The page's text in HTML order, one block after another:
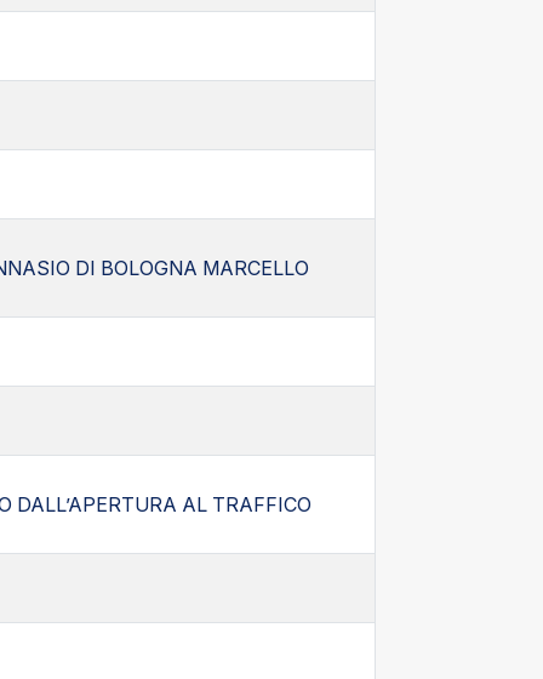
DI BOLOGNA MARCELLO
DALL’APERTURA AL TRAFFICO